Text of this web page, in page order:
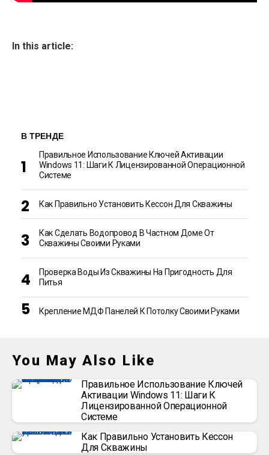
In this article:
В ТРЕНДЕ
Правильное Использование Ключей Активации
Windows 11: Шаги К Лицензированной Операционной
Системе
Как Правильно Установить Кессон Для Скважины
Как Сделать Водопровод В Частном Доме От
Скважины Своими Руками
Проверка Воды Из Скважины На Пригодность Для
Питья
Крепление МДФ Панелей К Потолку Своими Руками
You May Also Like
Правильное Использование Ключей
Активации Windows 11: Шаги К
Лицензированной Операционной
Системе
Как Правильно Установить Кессон
Для Скважины